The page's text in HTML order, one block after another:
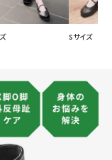
Sサイズ